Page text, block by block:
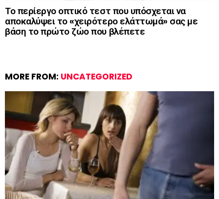
Το περίεργο οπτικό τεστ που υπόσχεται να
αποκαλύψει το «χειρότερο ελάττωμά» σας με
βάση το πρώτο ζώο που βλέπετε
MORE FROM: UNCATEGORIZED